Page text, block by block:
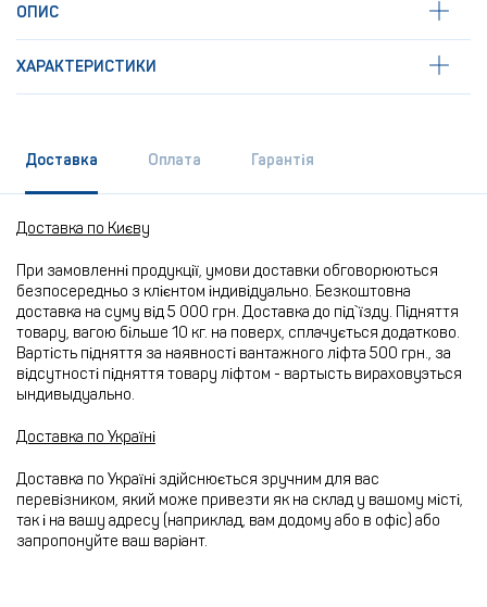
ОПИС
ХАРАКТЕРИСТИКИ
Доставка Оплата Гарантія
Доставка по Києву
При замовленні продукції, умови доставки обговорюються
безпосередньо з клієнтом індивідуально. Безкоштовна
доставка на суму від 5 000 грн. Доставка до під`їзду. Підняття
товару, вагою більше 10 кг. на поверх, сплачується додатково.
Вартість підняття за наявності вантажного ліфта 500 грн., за
відсутності підняття товару ліфтом - вартысть вираховуэться
ындивыдуально.
Доставка по Україні
Доставка по Україні здійснюється зручним для вас
перевізником, який може привезти як на склад у вашому місті,
так і на вашу адресу (наприклад, вам додому або в офіс) або
запропонуйте ваш варіант.